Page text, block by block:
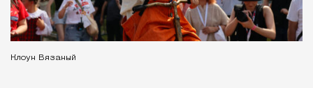
Клоун Вязаный